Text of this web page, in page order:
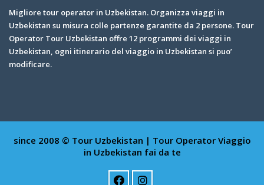
Migliore tour operator in Uzbekistan. Organizza viaggi in
Uzbekistan su misura colle partenze garantite da 2 persone. Tour
Operator Tour Uzbekistan offre 12 programmi dei viaggi in
Uzbekistan, ogni itinerario del viaggio in Uzbekistan si puo’
modificare.
since 2008 © Tour Uzbekistan | Tour Operator Viaggio
in Uzbekistan fai da te